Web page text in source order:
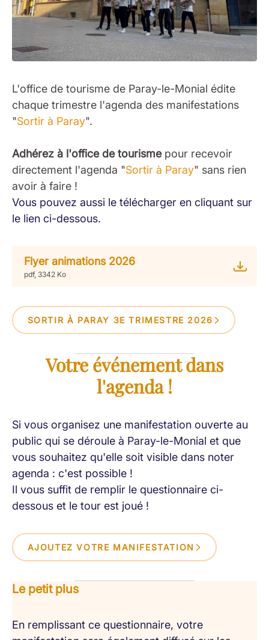
L'office de tourisme de Paray-le-Monial édite
chaque trimestre l'agenda des manifestations
"Sortir à Paray".
Adhérez à l'office de tourismepour recevoir
directement l'agenda "Sortir à Paray" sans rien
avoir à faire !
Vous pouvez aussi le télécharger en cliquant sur
le lien ci-dessous.
Flyer animations 2026
pdf, 3342 Ko
SORTIR À PARAY 3E TRIMESTRE 2026
Votre événement dans
l'agenda !
Si vous organisez une manifestation ouverte au
public qui se déroule à Paray-le-Monial et que
vous souhaitez qu'elle soit visible dans noter
agenda : c'est possible !
Il vous suffit de remplir le questionnaire ci-
dessous et le tour est joué !
AJOUTEZ VOTRE MANIFESTATION
Le petit plus
En remplissant ce questionnaire, votre